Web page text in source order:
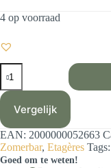
4 op voorraad
Haakpakket
Triple
Mandala
Etagère
aantal
Vergelijk
EAN: 2000000052663
Zomerbar, Etagères Tags:
Goed om te weten!